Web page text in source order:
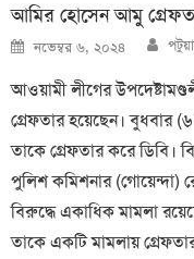
আমির হোসেন আমু
Posted
on
নভেম্বর ৬, ২০২৪
আওয়ামী লীগের
গ্রেফতার হয়েছেন। বুধবার
তাকে গ্রেফতার করে ডিবি।
পুলিশ কমিশনার (গোয়েন্দা)
বিরুদ্ধে একাধিক মামলা
তাকে একটি মামলায়